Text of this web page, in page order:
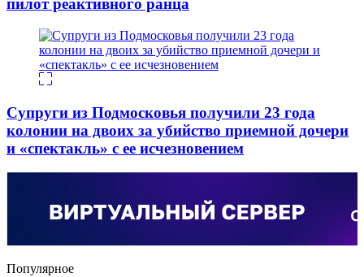
пилот реактивного ранца
Супруги из Подмосковья получили 23 года
колонии на двоих за убийство приемной дочери
и «спектакль» с ее исчезновением
Популярное